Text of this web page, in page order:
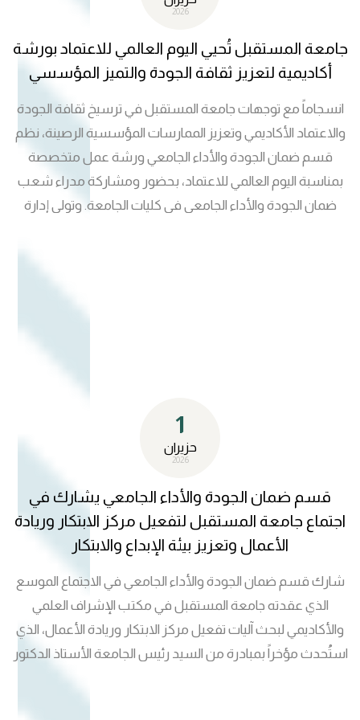
2026
جامعة المستقبل تُحيي اليوم العالمي للاعتماد بورشة
أكاديمية لتعزيز ثقافة الجودة والتميز المؤسسي
انسجاماً مع توجهات جامعة المستقبل في ترسيخ ثقافة الجودة
والاعتماد الأكاديمي وتعزيز الممارسات المؤسسية الرصينة، نظم
قسم ضمان الجودة والأداء الجامعي ورشة عمل متخصصة
بمناسبة اليوم العالمي للاعتماد، بحضور ومشاركة مدراء شعب
ضمان الجودة والأداء الجامعي في كليات الجامعة. وتولى إدارة
ضمان الجودة والأداء الجامعي، حيث استعرض أحدث التوجهات
عن استعراض أفضل الممارسات المؤسسية التي تسهم في
تعزيز جاهزية البرامج الأكاديمية والمؤسسة التعليمية
العالمي للاعتماد يمثل محطة مهمة لتجديد الالتزام بثقافة التميز
والجودة، وتجسيداً لرؤية الجامعة الرامية إلى بناء منظومة
أكاديمية متكاملة ترتكز على التحسين المستمر والحوكمة
من الأنشطة والمبادرات التي ينفذها قسم ضمان الجودة والأداء
الجامعي، تأكيداً لدوره المحوري في دعم مسيرة التطوير
المؤسسي وتعزيز مكانة جامعة المستقبل بوصفها نموذجاً
أكاديمياً رائداً يسعى إلى تحقيق أعلى معايير الجودة والاعتماد على
1
حزيران
2026
قسم ضمان الجودة والأداء الجامعي يشارك في
اجتماع جامعة المستقبل لتفعيل مركز الابتكار وريادة
الأعمال وتعزيز بيئة الإبداع والابتكار
شارك قسم ضمان الجودة والأداء الجامعي في الاجتماع الموسع
الذي عقدته جامعة المستقبل في مكتب الإشراف العلمي
والأكاديمي لبحث آليات تفعيل مركز الابتكار وريادة الأعمال، الذي
استُحدث مؤخراً بمبادرة من السيد رئيس الجامعة الأستاذ الدكتور